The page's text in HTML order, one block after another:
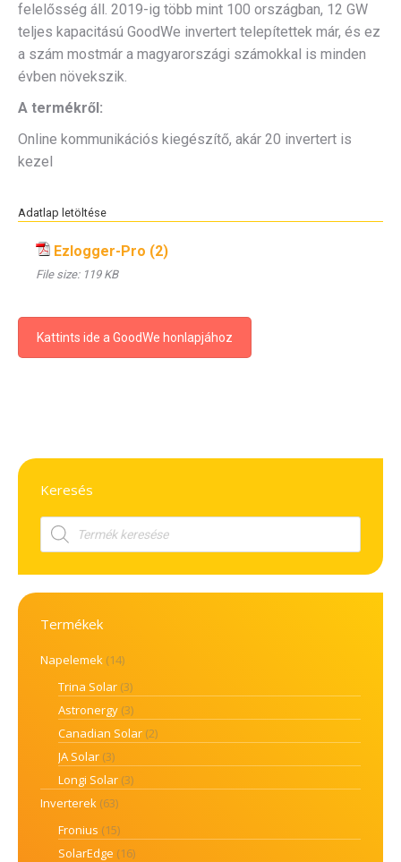
felelősség áll. 2019-ig több mint 100 országban, 12 GW
teljes kapacitású GoodWe invertert telepítettek már, és ez
a szám mostmár a magyarországi számokkal is minden
évben növekszik.
A termékről:
Online kommunikációs kiegészítő, akár 20 invertert is
kezel
Adatlap letöltése
Ezlogger-Pro (2)
File size:119 KB
Kattints ide a GoodWe honlapjához
Keresés
Products
search
Termékek
Napelemek (14)
Trina Solar (3)
Astronergy (3)
Canadian Solar (2)
JA Solar (3)
Longi Solar (3)
Inverterek (63)
Fronius (15)
SolarEdge (16)